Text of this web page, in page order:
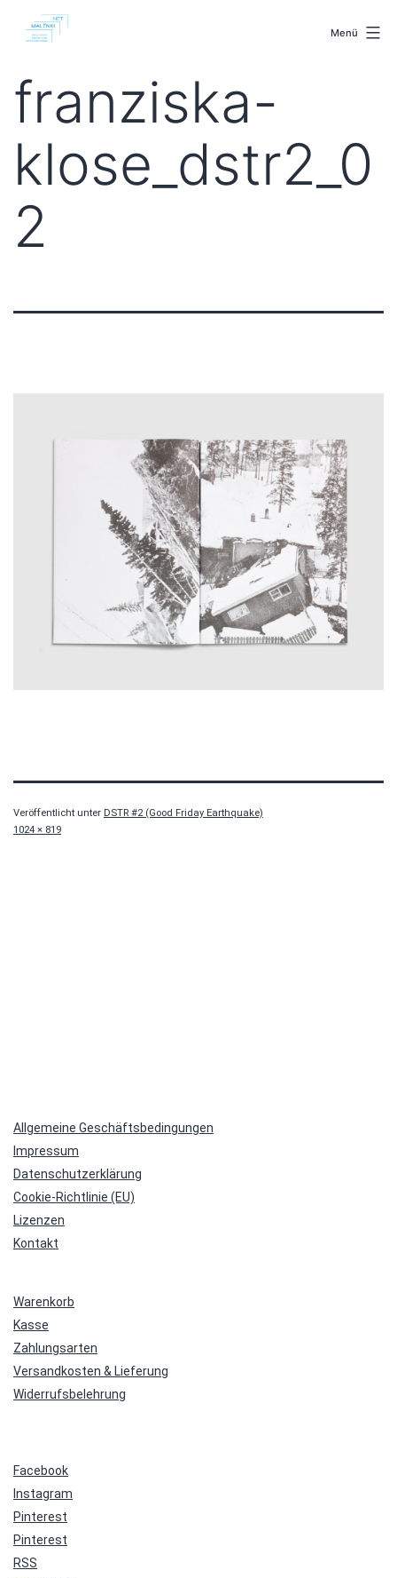
Inhalt
Menü
franziska-
klose_dstr2_0
2
Veröffentlicht unter DSTR #2 (Good Friday Earthquake)
Originalgröße
1024 × 819
Allgemeine Geschäftsbedingungen
Impressum
Datenschutzerklärung
Cookie-Richtlinie (EU)
Lizenzen
Kontakt
Warenkorb
Kasse
Zahlungsarten
Versandkosten & Lieferung
Widerrufsbelehrung
Facebook
Instagram
Pinterest
Pinterest
RSS